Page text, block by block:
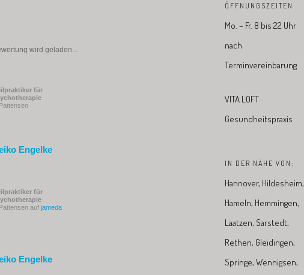
wird geladen...
für
Engelke
für
auf jameda
Engelke
ÖFFNUNGSZEITEN
Mo. – Fr. 8 bis 22 Uhr
nach
Terminvereinbarung
VITA LOFT
Gesundheitspraxis
IN DER NÄHE VON:
Hannover, Hildesheim,
Hameln, Hemmingen,
Laatzen, Sarstedt,
Rethen, Gleidingen,
Springe, Wennigsen,